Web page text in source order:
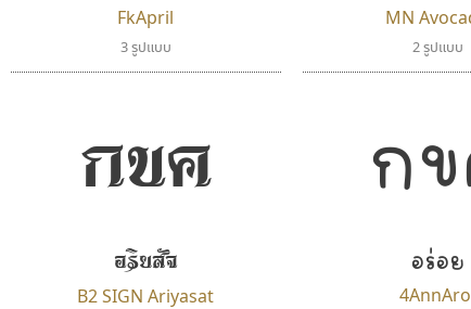
FkApril
3 รูปแบบ
MN
2 รูปแบบ
กขค
อริยสัจ
B2 SIGN Ariyasat
ก
อร่อย